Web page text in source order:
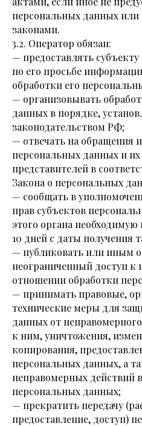
персональных данных
законами.
3.2. Оператор обязан:
— предоставлять
по его просьбе
обработки его
— организовывать
данных в порядке,
законодательством РФ;
— отвечать на обращения
персональных данных и
представителей в
Закона о персональных
— сообщать в
прав субъектов
этого органа
10 дней с даты получения
— публиковать или иным
неограниченный доступ к
отношении обработки
— принимать правовые,
технические меры для
данных от
к ним, уничтожения,
копирования,
персональных данных, а
неправомерных действий
персональных данных;
— прекратить передачу
предоставление, доступ)